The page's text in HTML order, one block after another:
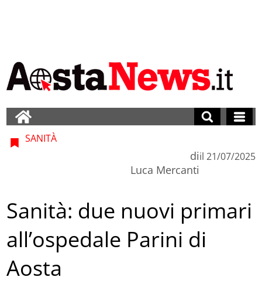
SANITÀ
di
Luca Mercanti
il 21/07/2025
Sanità: due nuovi primari
all’ospedale Parini di
Aosta